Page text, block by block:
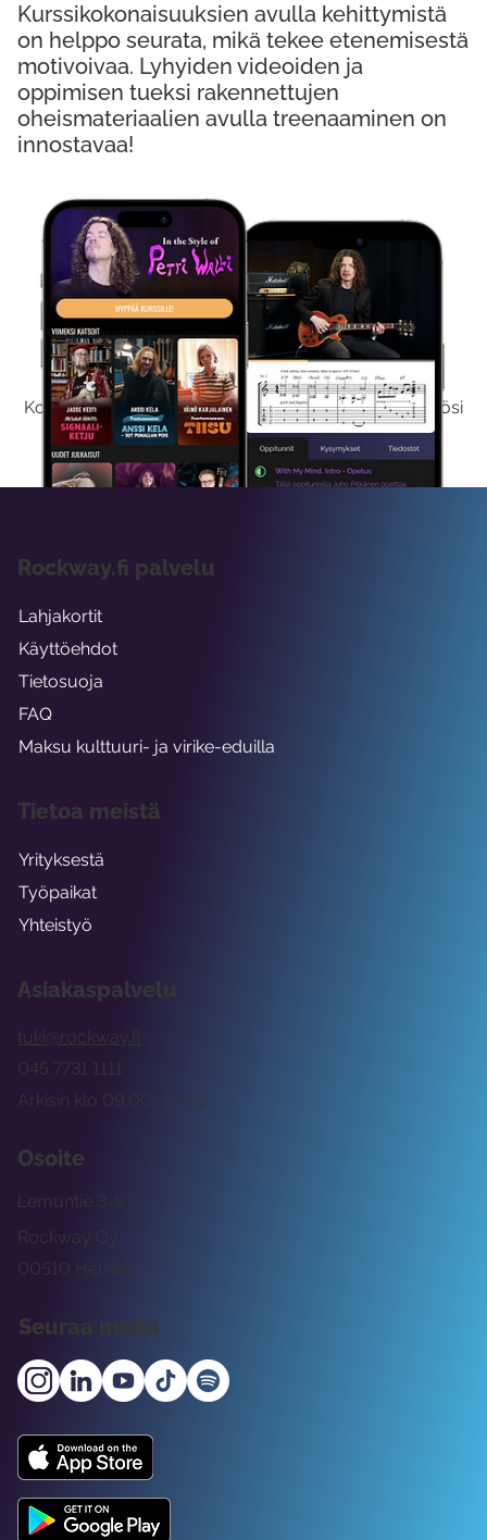
Kokeile Ilmaiseksi
Kokeilemalla ilmaiseksi saat koko sisältömme käyttöösi
viikon ajaksi.
Kurssikokonaisuuksien avulla kehittymistä
on helppo seurata, mikä tekee etenemisestä
motivoivaa. Lyhyiden videoiden ja
oppimisen tueksi rakennettujen
oheismateriaalien avulla treenaaminen on
innostavaa!
Asiakaspalvelu
tuki@rockway.fi
Arkisin klo 09:00 -15:00
045 7731 1111
Osoite
Rockway Oy
Lemuntie 3-5
00510 Helsinki
Seuraa meitä
Rockway.fi palvelu
Lahjakortit
Käyttöehdot
Tietosuoja
FAQ
Maksu kulttuuri- ja virike-eduilla
Tietoa meistä
Yrityksestä
Työpaikat
Yhteistyö